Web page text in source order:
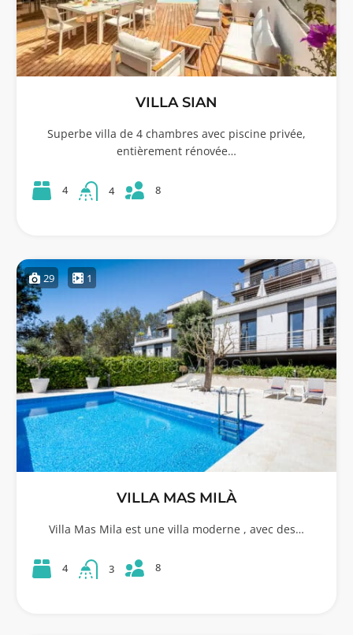
VILLA SIAN
Superbe villa de 4 chambres avec piscine privée,
entièrement rénovée…
4 4 8
29 1
VILLA MAS MILÀ
Villa Mas Mila est une villa moderne , avec des…
4 3 8